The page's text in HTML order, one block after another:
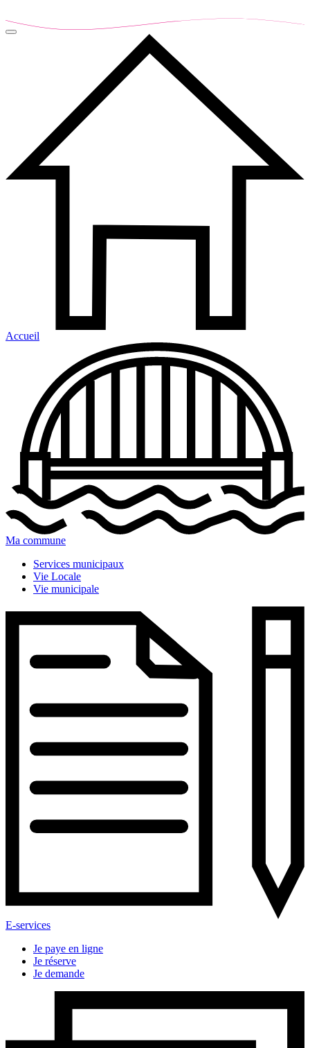
Accueil
Ma commune
Services municipaux
Vie Locale
Vie municipale
E-services
Je paye en ligne
Je réserve
Je demande